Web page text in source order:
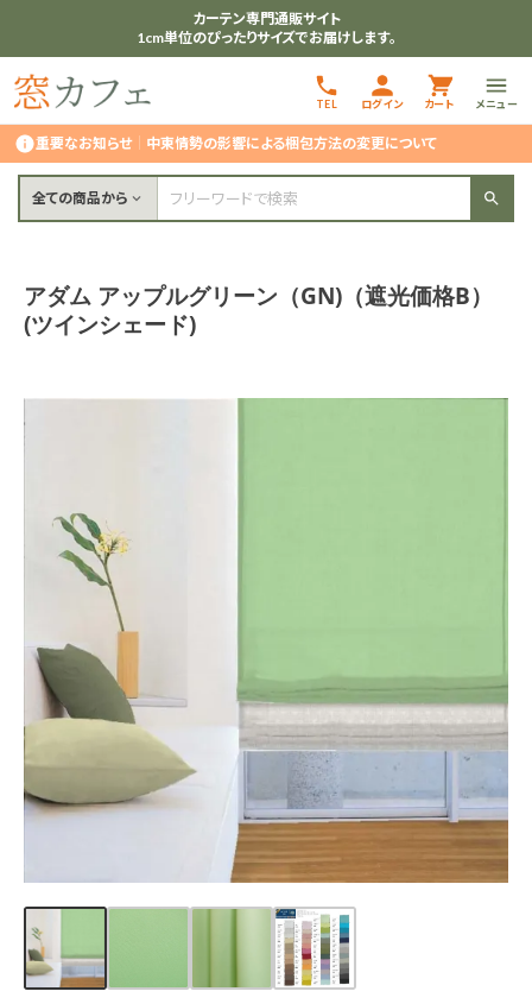
カーテン専門通販サイト
1cm単位のぴったりサイズでお届けします。
TEL ログイン カート メニュー
重要なお知らせ｜ 中東情勢の影響による梱包方法の変更について
全ての商品から
アダム アップルグリーン（GN)（遮光価格B）
(ツインシェード)